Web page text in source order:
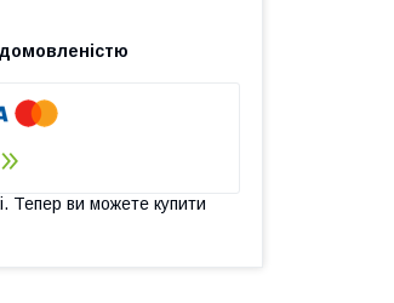
Тепер ви можете купити